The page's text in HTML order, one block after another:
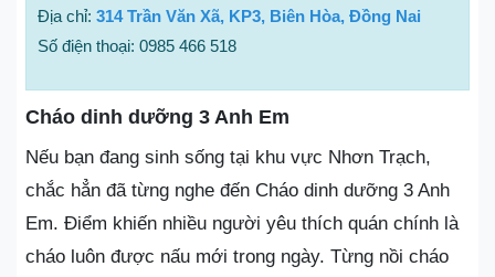
Địa chỉ: 314 Trần Văn Xã, KP3, Biên Hòa, Đồng Nai
Số điện thoại: 0985 466 518
Cháo dinh dưỡng 3 Anh Em
Nếu bạn đang sinh sống tại khu vực Nhơn Trạch,
chắc hẳn đã từng nghe đến Cháo dinh dưỡng 3 Anh
Em. Điểm khiến nhiều người yêu thích quán chính là
cháo luôn được nấu mới trong ngày. Từng nồi cháo